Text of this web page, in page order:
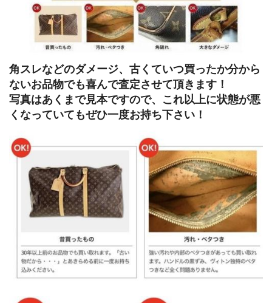
角スレなどのダメージ、古くていつ買ったか分から
ないお品物でも喜んで査定させて頂きます！
写真はあくまで見本ですので、これ以上に状態が悪
くなっていてもぜひ一度お持ち下さい！